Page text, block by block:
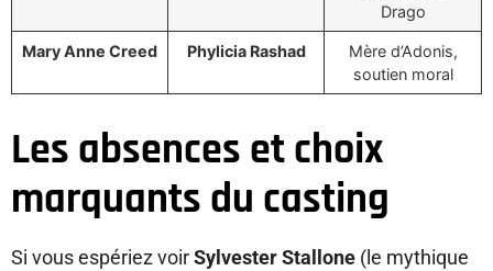
Drago
Mary Anne Creed Phylicia Rashad
Mère d’Adonis,
soutien moral
Les absences et choix
marquants du casting
Si vous espériez voirSylvester Stallone (le mythique